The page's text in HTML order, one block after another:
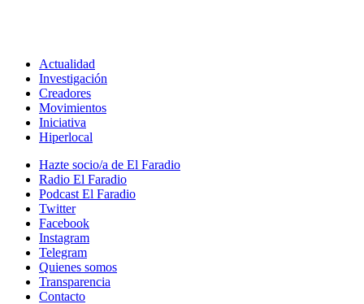
Actualidad
Investigación
Creadores
Movimientos
Iniciativa
Hiperlocal
Hazte socio/a de El Faradio
Radio El Faradio
Podcast El Faradio
Twitter
Facebook
Instagram
Telegram
Quienes somos
Transparencia
Contacto